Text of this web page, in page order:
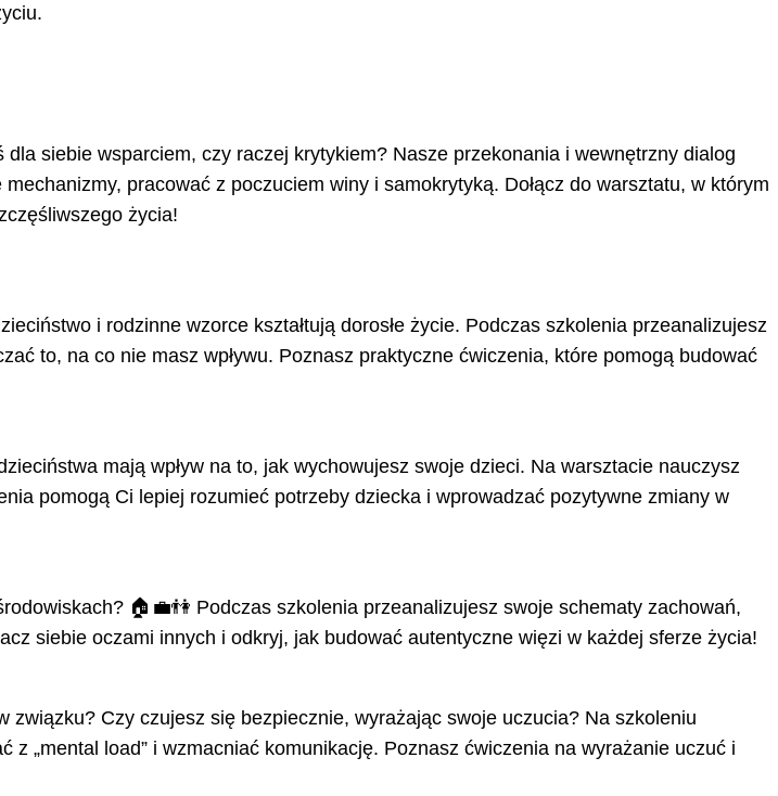
siebie wsparciem, czy raczej krytykiem? Nasze przekonania i wewnętrzny dialog
pracować z poczuciem winy i samokrytyką. Dołącz do warsztatu, w którym
życia!
i rodzinne wzorce kształtują dorosłe życie. Podczas szkolenia przeanalizujesz
to, na co nie masz wpływu. Poznasz praktyczne ćwiczenia, które pomogą budować
mają wpływ na to, jak wychowujesz swoje dzieci. Na warsztacie nauczysz
pomogą Ci lepiej rozumieć potrzeby dziecka i wprowadzać pozytywne zmiany w
🏠💼👫 Podczas szkolenia przeanalizujesz swoje schematy zachowań,
siebie oczami innych i odkryj, jak budować autentyczne więzi w każdej sferze życia!
Czy czujesz się bezpiecznie, wyrażając swoje uczucia? Na szkoleniu
„mental load” i wzmacniać komunikację. Poznasz ćwiczenia na wyrażanie uczuć i